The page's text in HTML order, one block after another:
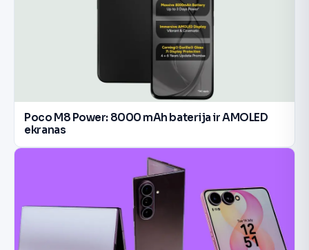
Poco M8 Power: 8000 mAh baterija ir AMOLED
ekranas